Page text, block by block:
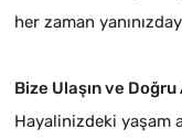
her zaman
Bize Ulaşın ve Doğru
Hayalinizdeki yaşam